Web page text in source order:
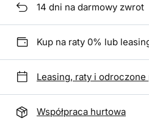
14 dni na darmowy zwrot
Kup na raty 0% lub
Leasing, raty i odroczone
Współpraca hurtowa